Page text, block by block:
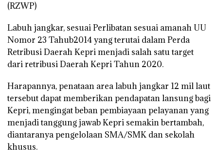
(RZWP)
Labuh jangkar, sesuai Perlibatan sesuai amanah UU
Nomor 23 Tahub2014 yang terutai dalam Perda
Retribusi Daerah Kepri menjadi salah satu target
dari retribusi Daerah Kepri Tahun 2020.
Harapannya, penataan area labuh jangkar 12 mil laut
tersebut dapat memberikan pendapatan lansung bagi
Kepri, mengingat beban pembiayaan pelayanan yang
menjadi tanggung jawab Kepri semakin bertambah,
diantaranya pengelolaan SMA/SMK dan sekolah
khusus.